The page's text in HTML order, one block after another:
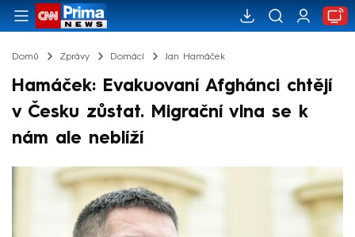
Domů Zprávy Domácí Jan Hamáček
Hamáček: Evakuovaní Afghánci chtějí
v Česku zůstat. Migrační vlna se k
nám ale neblíží